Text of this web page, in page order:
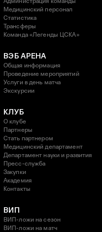
Медицинский персонал
Статистика
Трансферы
Команда «Легенды ЦСКА»
ВЭБ АРЕНА
Общая информация
Проведение мероприятий
Услуги в день матча
Экскурсии
КЛУБ
О клубе
Партнеры
Стать партнером
Медицинский департамент
Департамент науки и развития
Пресс-служба
Закупки
Академия
Контакты
ВИП
ВИП-ложи на сезон
ВИП-ложи на матч